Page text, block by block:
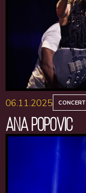
06.11.2025 CONCERT
ANA POPOVIC